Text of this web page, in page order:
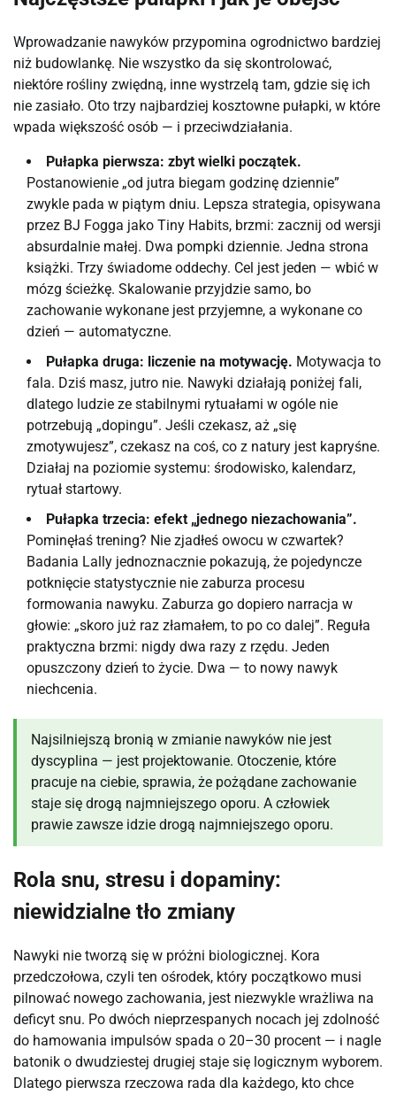
Wprowadzanie nawyków przypomina ogrodnictwo bardziej
niż budowlankę. Nie wszystko da się skontrolować,
niektóre rośliny zwiędną, inne wystrzelą tam, gdzie się ich
nie zasiało. Oto trzy najbardziej kosztowne pułapki, w które
wpada większość osób — i przeciwdziałania.
Pułapka pierwsza: zbyt wielki początek.
Postanowienie „od jutra biegam godzinę dziennie”
zwykle pada w piątym dniu. Lepsza strategia, opisywana
przez BJ Fogga jako Tiny Habits, brzmi: zacznij od wersji
absurdalnie małej. Dwa pompki dziennie. Jedna strona
książki. Trzy świadome oddechy. Cel jest jeden — wbić w
mózg ścieżkę. Skalowanie przyjdzie samo, bo
zachowanie wykonane jest przyjemne, a wykonane co
dzień — automatyczne.
Pułapka druga: liczenie na motywację. Motywacja to
fala. Dziś masz, jutro nie. Nawyki działają poniżej fali,
dlatego ludzie ze stabilnymi rytuałami w ogóle nie
potrzebują „dopingu”. Jeśli czekasz, aż „się
zmotywujesz”, czekasz na coś, co z natury jest kapryśne.
Działaj na poziomie systemu: środowisko, kalendarz,
rytuał startowy.
Pułapka trzecia: efekt „jednego niezachowania”.
Pominęłaś trening? Nie zjadłeś owocu w czwartek?
Badania Lally jednoznacznie pokazują, że pojedyncze
potknięcie statystycznie nie zaburza procesu
formowania nawyku. Zaburza go dopiero narracja w
głowie: „skoro już raz złamałem, to po co dalej”. Reguła
praktyczna brzmi: nigdy dwa razy z rzędu. Jeden
opuszczony dzień to życie. Dwa — to nowy nawyk
niechcenia.
Najsilniejszą bronią w zmianie nawyków nie jest
dyscyplina — jest projektowanie. Otoczenie, które
pracuje na ciebie, sprawia, że pożądane zachowanie
staje się drogą najmniejszego oporu. A człowiek
prawie zawsze idzie drogą najmniejszego oporu.
Rola snu, stresu i dopaminy:
niewidzialne tło zmiany
Nawyki nie tworzą się w próżni biologicznej. Kora
przedczołowa, czyli ten ośrodek, który początkowo musi
pilnować nowego zachowania, jest niezwykle wrażliwa na
deficyt snu. Po dwóch nieprzespanych nocach jej zdolność
do hamowania impulsów spada o 20–30 procent — i nagle
batonik o dwudziestej drugiej staje się logicznym wyborem.
Dlatego pierwsza rzeczowa rada dla każdego, kto chce